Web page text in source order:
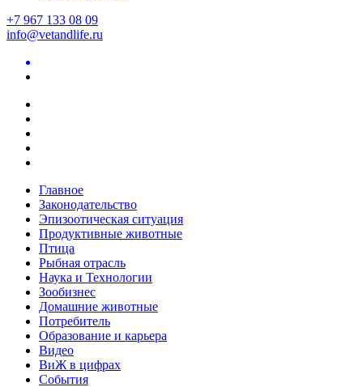
+7 967 133 08 09
info@vetandlife.ru
Главное
Законодательство
Эпизоотическая ситуация
Продуктивные животные
Птица
Рыбная отрасль
Наука и Технологии
Зообизнес
Домашние животные
Потребитель
Образование и карьера
Видео
ВиЖ в цифрах
События